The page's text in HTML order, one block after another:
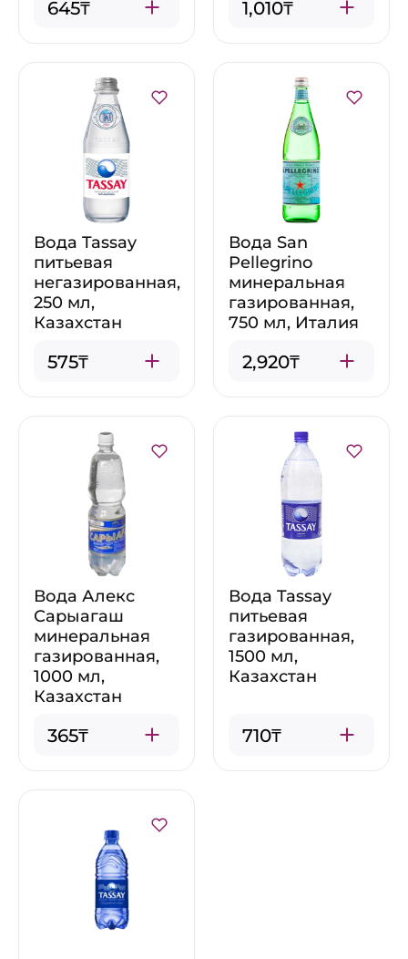
645₸ 1,010₸
Вода Tassay
питьевая
негазированная,
250 мл,
Казахстан
575₸
Вода San
Pellegrino
минеральная
газированная,
750 мл, Италия
2,920₸
Вода Алекс
Сарыагаш
минеральная
газированная,
1000 мл,
Казахстан
365₸
Вода Tassay
питьевая
газированная,
1500 мл,
Казахстан
710₸